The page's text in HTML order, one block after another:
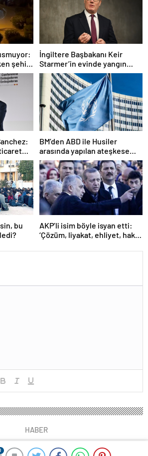
şehir
İngiltere Başbakanı Keir
Starmer’in evinde yangın
çıktı
BM’den ABD ile Husiler
arasında yapılan ateşkese
ilişkin değerlendirme
bu
AKP’li isim böyle isyan etti:
‘Çözüm, liyakat, ehliyet, hak,
HABER